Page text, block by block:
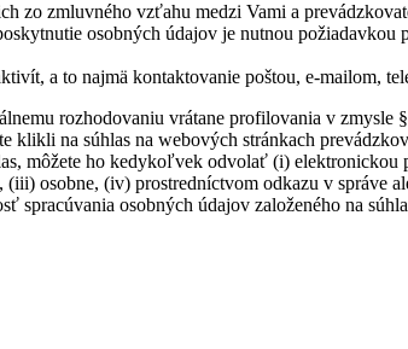
zo zmluvného vzťahu medzi Vami a
osobných údajov je nutnou požiadavkou
a to najmä kontaktovanie poštou, e-mailom,
rozhodovaniu vrátane profilovania v
klikli na súhlas na webových stránkach
môžete ho kedykoľvek odvolať (i)
osobne, (iv) prostredníctvom odkazu v správe
osobných údajov založeného na